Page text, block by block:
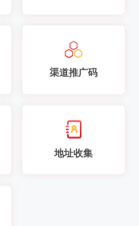
渠道推广码
地址收集